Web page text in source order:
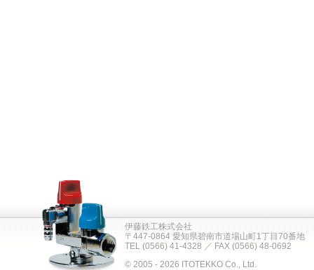
伊藤鉄工株式会社
〒447-0864 愛知県碧南市道場山町1丁目70番地
TEL (0566) 41-4328 ／ FAX (0566) 48-0692
© 2005 - 2026 ITOTEKKO Co., Ltd.